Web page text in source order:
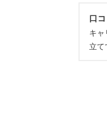
口
キ
立て